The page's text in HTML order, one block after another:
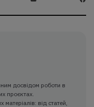
досвідом роботи в
проєктах.
матеріалів: від статей,